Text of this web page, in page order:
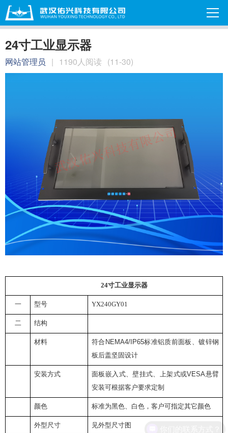
24寸工业显示器
网站管理员 | 1190人阅读 (11-30)
24寸工业显示器
一 型号 YX240GY01
二 结构
材料 符合NEMA4/IP65标准铝质前面板、镀锌钢
板后盖坚固设计
安装方式 面板嵌入式、壁挂式、 上架式或VESA悬臂
安装可根据客户要求定制
颜色 标准为黑色、白色，客户可指定其它颜色
外型尺寸 见外型尺寸图